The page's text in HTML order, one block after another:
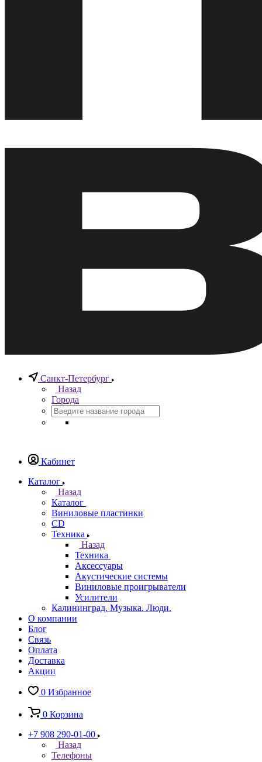
Санкт-Петербург
Назад
Города
Кабинет
Каталог
Назад
Каталог
Виниловые пластинки
CD
Техника
Назад
Техника
Аксессуары
Акустические системы
Виниловые проигрыватели
Усилители
Калининград. Музыка. Люди.
О компании
Блог
Связь
Оплата
Доставка
Акции
0 Избранное
0 Корзина
+7 908 290-01-00
Назад
Телефоны